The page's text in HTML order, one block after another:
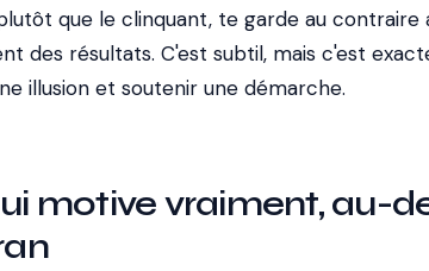
que le clinquant, te garde au contraire
des résultats. C'est subtil, mais c'est
illusion et soutenir une démarche.
motive vraiment, au-